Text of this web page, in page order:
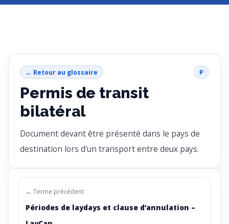
← Retour au glossaire P
Permis de transit
bilatéral
Document devant être présenté dans le pays de
destination lors d'un transport entre deux pays.
← Terme précédent
Périodes de laydays et clause d’annulation –